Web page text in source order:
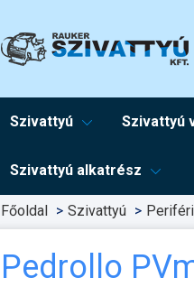
Szivattyú Szivattyú
Szivattyú alkatrész
Főoldal Szivattyú
Pedrollo